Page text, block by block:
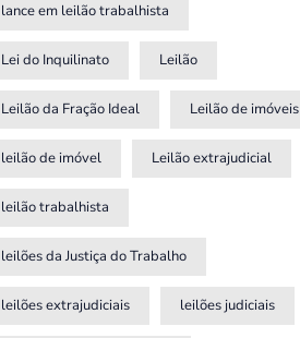
lance em leilão trabalhista
Lei do Inquilinato Leilão
Leilão da Fração Ideal Leilão de imóveis
leilão de imóvel Leilão extrajudicial
leilão trabalhista
leilões da Justiça do Trabalho
leilões extrajudiciais leilões judiciais